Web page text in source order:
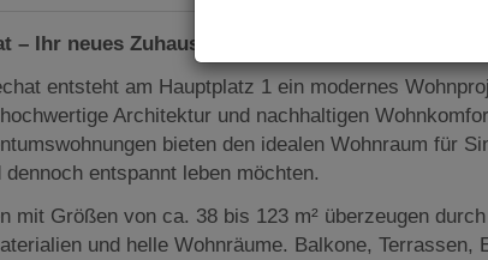
– Ihr neues Zuhause im Herzen der Stadt
entsteht am Hauptplatz 1 ein modernes
Architektur und nachhaltigen
bieten den idealen Wohnraum für
entspannt leben möchten.
mit Größen von ca. 38 bis 123 m² überzeugen
und helle Wohnräume. Balkone, Terrassen,